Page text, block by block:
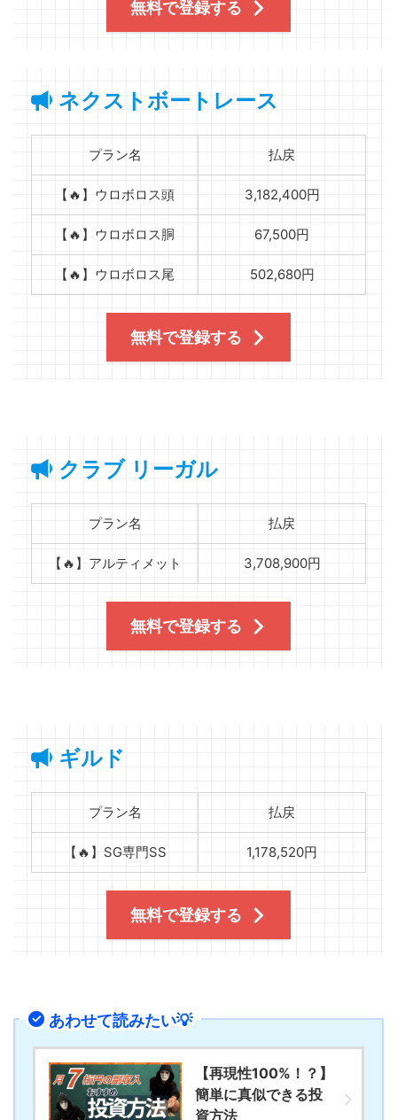
無料で登録する
ネクストボートレース
プラン名 払戻
【🔥】ウロボロス頭 3,182,400円
【🔥】ウロボロス胴 67,500円
【🔥】ウロボロス尾 502,680円
無料で登録する
クラブ リーガル
プラン名 払戻
【🔥】アルティメット 3,708,900円
無料で登録する
ギルド
プラン名 払戻
【🔥】SG専門SS 1,178,520円
無料で登録する
あわせて読みたい💡
【再現性100%！？】
簡単に真似できる投
資方法